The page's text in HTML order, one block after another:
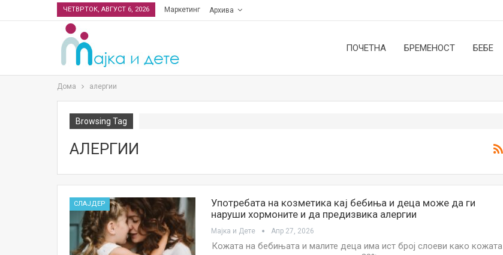
ЧЕТВРТОК, АВГУСТ 6, 2026 Маркетинг Архива
ПОЧЕТНА БРЕМЕНОСТ БЕБЕ
Дома алергии
Browsing Tag
АЛЕРГИИ
СЛАЈДЕР
Употребата на козметика кај бебиња и деца може да ги
наруши хормоните и да предизвика алергии
Мајка и Дете Апр 27, 2026
Кожата на бебињата и малите деца има ист број слоеви како кожата